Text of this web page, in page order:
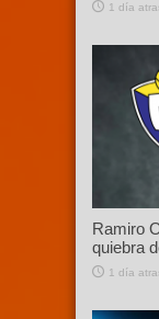
1 día
Ramiro
quiebra
1 día